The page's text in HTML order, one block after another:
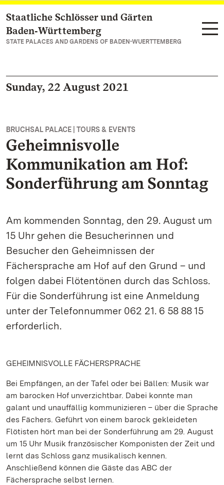
Navigate to main page
Staatliche Schlösser und Gärten
Baden‑Württemberg
STATE PALACES AND GARDENS OF BADEN-WUERTTEMBERG
Sunday, 22 August 2021
BRUCHSAL PALACE | TOURS & EVENTS
Geheimnisvolle
Kommunikation am Hof:
Sonderführung am Sonntag
Am kommenden Sonntag, den 29. August um
15 Uhr gehen die Besucherinnen und
Besucher den Geheimnissen der
Fächersprache am Hof auf den Grund – und
folgen dabei Flötentönen durch das Schloss.
Für die Sonderführung ist eine Anmeldung
unter der Telefonnummer 062 21. 6 58 88 15
erforderlich.
GEHEIMNISVOLLE FÄCHERSPRACHE
Bei Empfängen, an der Tafel oder bei Bällen: Musik war
am barocken Hof unverzichtbar. Dabei konnte man
galant und unauffällig kommunizieren – über die Sprache
des Fächers. Geführt von einem barock gekleideten
Flötisten hört man bei der Sonderführung am 29. August
um 15 Uhr Musik französischer Komponisten der Zeit und
lernt das Schloss ganz musikalisch kennen.
Anschließend können die Gäste das ABC der
Fächersprache selbst lernen.